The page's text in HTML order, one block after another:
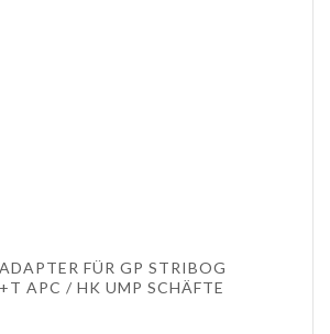
FÜR GP STRIBOG
APC / HK UMP SCHÄFTE